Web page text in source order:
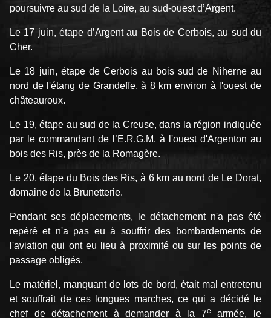
poursuivre au sud de la Loire, au sud-ouest d’Argent.
Le 17 juin, étape d’Argent au Bois de Cerbois, au sud du
Cher.
Le 18 juin, étape de Cerbois au bois sud de Niherne au
nord de l'étang de Grandeffe, à 8 km environ à l'ouest de
châteauroux.
Le 19, étape au sud de la Creuse, dans la région indiquée
par le commandant de l’E.R.G.M. à l'ouest d'Argenton au
bois des Ris, près de la Romagère.
Le 20, étape du Bois des Ris, à 6 km au nord de Le Dorat,
domaine de la Brunetterie.
Pendant ses déplacements, le détachement n'a pas été
repéré et n'a pas eu à souffrir des bombardements de
l'aviation qui ont eu lieu à proximité ou sur les points de
passage obligés.
Le matériel, manquant de lots de bord, était mal entretenu
et souffrait de ces longues marches, ce qui a décidé le
chef de détachement à demander à la 7e
armée, le